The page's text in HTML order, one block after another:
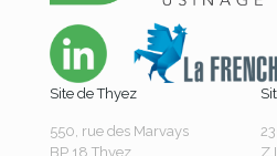
Site de Thyez
550, rue des Marvays
BP 18 Thyez